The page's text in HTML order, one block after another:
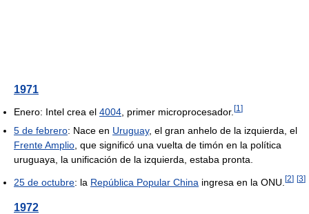
1971
Enero: Intel crea el 4004 , primer microprocesador. [1 ]
5 de febrero: Nace en Uruguay, el gran anhelo de la izquierda, el
Frente Amplio , que significó una vuelta de timón en la política
uruguaya, la unificación de la izquierda, estaba pronta.
25 de octubre: la República Popular China ingresa en la ONU. [2] [3]
1972